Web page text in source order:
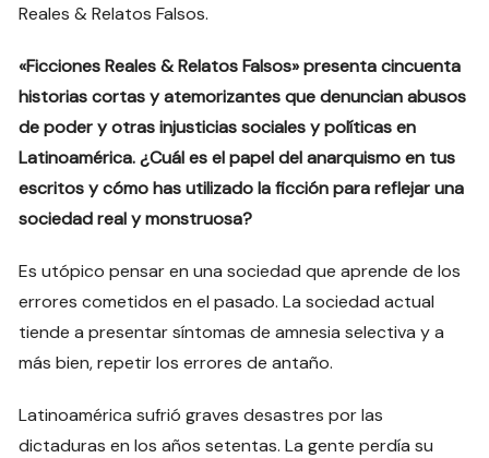
Reales & Relatos Falsos.
«Ficciones Reales & Relatos Falsos» presenta cincuenta
historias cortas y atemorizantes que denuncian abusos
de poder y otras injusticias sociales y políticas en
Latinoamérica. ¿Cuál es el papel del anarquismo en tus
escritos y cómo has utilizado la ficción para reflejar una
sociedad real y monstruosa?
Es utópico pensar en una sociedad que aprende de los
errores cometidos en el pasado. La sociedad actual
tiende a presentar síntomas de amnesia selectiva y a
más bien, repetir los errores de antaño.
Latinoamérica sufrió graves desastres por las
dictaduras en los años setentas. La gente perdía su